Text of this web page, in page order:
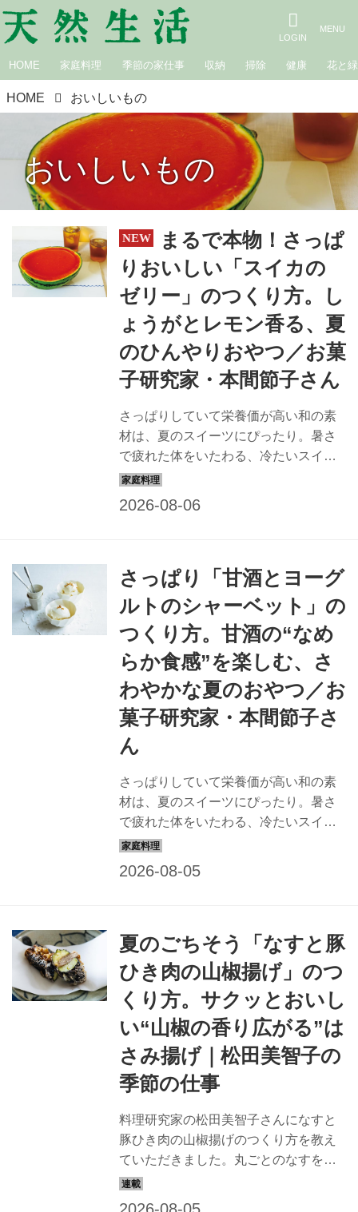
HOME 家庭料理 季節の家仕事 収納 掃除 健康 花と緑
HOME おいしいもの
おいしいもの
まるで本物！さっぱ
りおいしい「スイカの
ゼリー」のつくり方。し
ょうがとレモン香る、夏
のひんやりおやつ／お菓
子研究家・本間節子さん
さっぱりしていて栄養価が高い和の素
材は、夏のスイーツにぴったり。暑さ
で疲れた体をいたわる、冷たいスイー
ツをお菓子研究家・本間節子さんに教
さっぱり「甘酒とヨーグ
ルトのシャーベット」の
つくり方。甘酒の“なめ
らか食感”を楽しむ、さ
わやかな夏のおやつ／お
菓子研究家・本間節子さ
ん
さっぱりしていて栄養価が高い和の素
材は、夏のスイーツにぴったり。暑さ
で疲れた体をいたわる、冷たいスイー
ツをお菓子研究家・本間節子さんに教
年9月号掲載）
夏のごちそう「なすと豚
ひき肉の山椒揚げ」のつ
くり方。サクッとおいし
い“山椒の香り広がる”は
さみ揚げ｜松田美智子の
季節の仕事
料理研究家の松田美智子さんになすと
豚ひき肉の山椒揚げのつくり方を教え
ていただきました。丸ごとのなすを半
分に切り、豚ひき肉をはさんで揚げる